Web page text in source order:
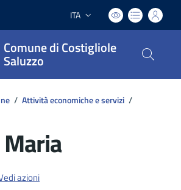
Lingua attiva:
ITA
Comune di Costigliole
Saluzzo
/ Attività economiche e servizi /
documento
azioni